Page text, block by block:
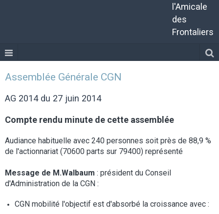
l'Amicale
des
Frontaliers
Assemblée Générale CGN
AG 2014 du 27 juin 2014
Compte rendu minute de cette assemblée
Audiance habituelle avec 240 personnes soit près de 88,9 %
de l'actionnariat (70600 parts sur 79400) représenté
Message de M.Walbaum : président du Conseil
d'Administration de la CGN :
CGN mobilité l'objectif est d'absorbé la croissance avec :